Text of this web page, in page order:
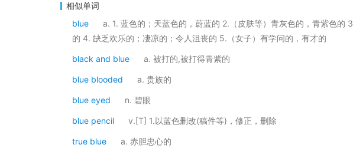
相似单词
blue
a. 1. 蓝色的；天蓝色的，蔚蓝的 2.（皮肤等）青灰色的，青紫色的
的 4. 缺乏欢乐的；凄凉的；令人沮丧的 5.（女子）有学问的，有才的
black and blue a. 被打的,被打得青紫的
blue blooded a. 贵族的
blue eyed n. 碧眼
blue pencil v.[T] 1.以蓝色删改(稿件等)，修正，删除
true blue a. 赤胆忠心的